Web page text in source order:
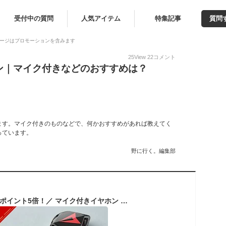
受付中の質問 人気アイテム 特集記事 質問
ジはプロモーションを含みます
25View 22コメント
マイク付きなどのおすすめは？
。マイク付きのものなどで、何かおすすめがあれば教えてく
います。
野に行く。編集部
＼楽天スーパーSALEポイント5倍！／ マイク付きイヤホン 有線 PC ゲーミングイヤホン マイク付き イヤホンマイク パソコン 有線イヤホン 高音質 会議 テレワーク カナル型 ヘッドセット マイク switch ps5 ムーブマイク付き ニンテンドースイッチ フォートナイト